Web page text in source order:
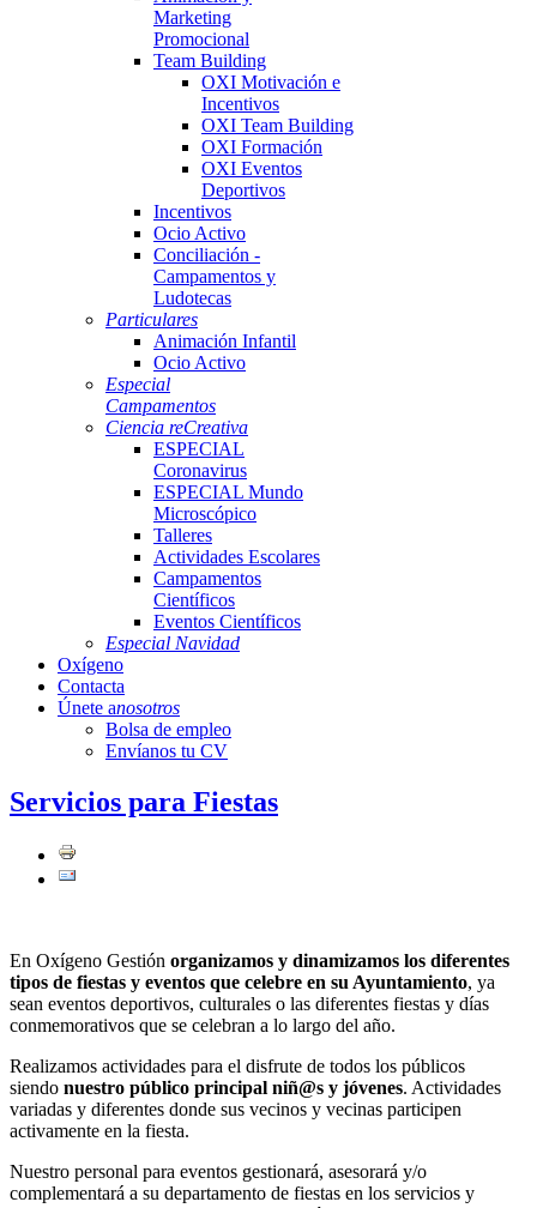
Marketing
Promocional
Team Building
OXI Motivación e
Incentivos
OXI Team Building
OXI Formación
OXI Eventos
Deportivos
Incentivos
Ocio Activo
Conciliación -
Campamentos y
Ludotecas
Particulares
Animación Infantil
Ocio Activo
Especial
Campamentos
Ciencia reCreativa
ESPECIAL
Coronavirus
ESPECIAL Mundo
Microscópico
Talleres
Actividades Escolares
Campamentos
Científicos
Eventos Científicos
Especial Navidad
Oxígeno
Contacta
Únete anosotros
Bolsa de empleo
Envíanos tu CV
Servicios para Fiestas
En Oxígeno Gestión organizamos y dinamizamos los diferentes
tipos de fiestas y eventos que celebre en su Ayuntamiento, ya
sean eventos deportivos, culturales o las diferentes fiestas y días
conmemorativos que se celebran a lo largo del año.
Realizamos actividades para el disfrute de todos los públicos
siendo nuestro público principal niñ@s y jóvenes. Actividades
variadas y diferentes donde sus vecinos y vecinas participen
activamente en la fiesta.
Nuestro personal para eventos gestionará, asesorará y/o
complementará a su departamento de fiestas en los servicios y